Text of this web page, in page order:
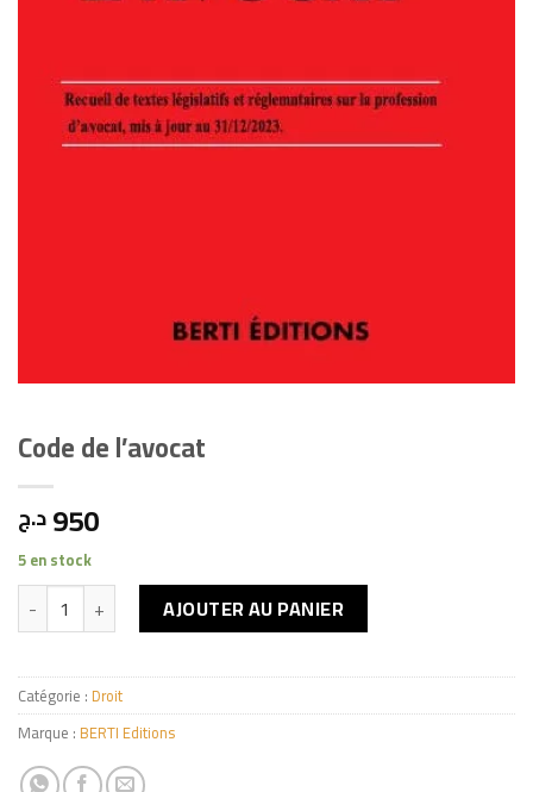
Code de l’avocat
950د.ج
5 en stock
quantité de Code de l'avocatAJOUTER AU PANIER
Catégorie : Droit
Marque : BERTI Editions